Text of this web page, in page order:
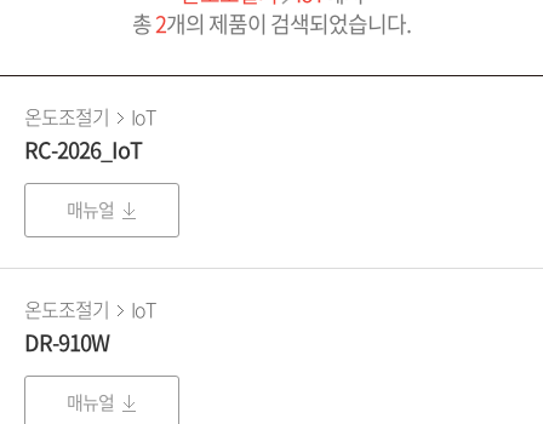
총2개의 제품이 검색되었습니다.
온도조절기 IoT
RC-2026_IoT
매뉴얼
온도조절기 IoT
DR-910W
매뉴얼